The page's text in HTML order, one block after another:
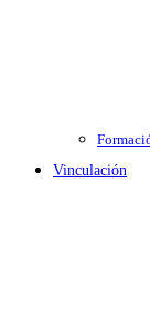
Vinculación